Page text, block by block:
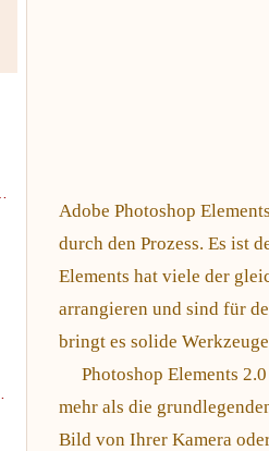
Adobe Photoshop
durch den Prozess. Es ist
Elements hat viele der
arrangieren und sind für
bringt es solide
Photoshop Elements
mehr als die
Bild von Ihrer Kamera